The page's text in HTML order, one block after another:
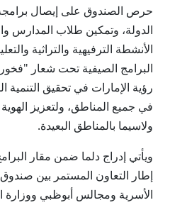
حرص الصندوق على إيصال
الدولة، وتمكين طلاب المدارس
الأنشطة الترفيهية والتراثية
البرامج الصيفية تحت شعار
رؤية الإمارات في تحقيق التنمية
في جميع المناطق، ولتعزيز
ولاسيما بالمناطق البعيدة.
ويأتي إدراج دلما ضمن مقار
إطار التعاون المستمر بين
الأسرية ومجالس أبوظبي ووزارة